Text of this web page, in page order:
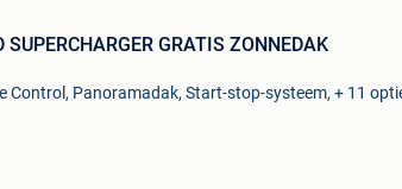
SUPERCHARGER GRATIS ZONNEDAK
Control, Panoramadak, Start-stop-systeem, + 11